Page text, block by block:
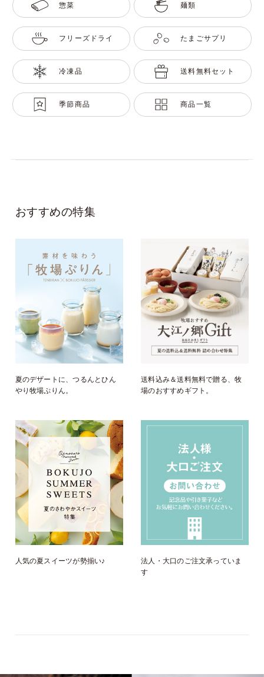
惣菜 麺類
フリーズドライ たまごサプリ
冷凍品 送料無料セット
季節商品 商品一覧
おすすめの特集
夏のデザートに、つるんとひん
やり牧場ぷりん。
送料込み＆送料無料で贈る、牧
場のおすすめギフト。
人気の夏スイーツが勢揃い♪
法人・大口のご注文承っていま
す